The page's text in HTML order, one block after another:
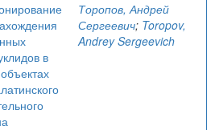
в
Торопов, Андрей
Сергеевич; Toropov,
Andrey Sergeevich